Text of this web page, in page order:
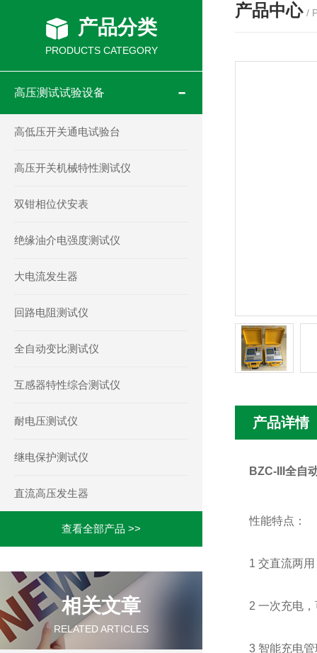
产品分类
PRODUCTS CATEGORY
高压测试试验设备
高低压开关通电试验台
高压开关机械特性测试仪
双钳相位伏安表
绝缘油介电强度测试仪
大电流发生器
回路电阻测试仪
全自动变比测试仪
互感器特性综合测试仪
耐电压测试仪
继电保护测试仪
直流高压发生器
查看全部产品 >>
相关文章
RELATED ARTICLES
产品中心 /
产品详情
BZC-III全自
性能特点：
1 交直流两
2 一次充电
3 智能充电